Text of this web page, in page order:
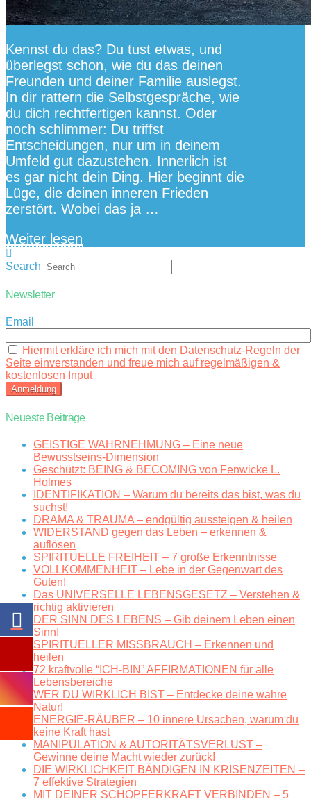
Kennst du das? Du tust etwas, und
überlegst schon, wie du das deinen
Freunden und deiner Familie auslegst.
In dir rattern die Selbstgespräche, wie
du dich rechtfertigen kannst. Oder
noch schlimmer: Du triffst
Entscheidungen, nur um in deinem
Umfeld gut dazustehen. Innerlich ist
es gar nicht dein Ding. Hier beginnt die
Lüge, die deinen inneren Frieden
zerstört. Wobei das ja …
Weiter lesen
Search
Newsletter
Email
Hiermit erkläre ich mich mit den Datenschutz-Regeln der
Seite einverstanden und freue mich auf regelmäßigen &
kostenlosen Input
Neueste Beiträge
GEISTIGE WAHRNEHMUNG – Eine neue
Bewusstseins-Dimension
Geschützt: BEING & BECOMING von Fenwicke L.
Holmes
IDENTIFIKATION – Warum du bereits das bist, was du
suchst!
DRAMA & TRAUMA – endgültig aussteigen & heilen
WIDERSTAND gegen das Leben – erkennen &
auflösen
SPIRITUELLE FREIHEIT – 7 große Erkenntnisse
VOLLKOMMENHEIT – Lebe in der Gegenwart des
Guten!
Das UNIVERSELLE LEBENSGESETZ – Verstehen &
richtig aktivieren
DER SINN DES LEBENS – Gib deinem Leben einen
Sinn!
SPIRITUELLER MISSBRAUCH – Erkennen und
heilen
72 kraftvolle “ICH-BIN” AFFIRMATIONEN für alle
Lebensbereiche
WER DU WIRKLICH BIST – Entdecke deine wahre
Natur!
ENERGIE-RÄUBER – 10 innere Ursachen, warum du
keine Kraft hast
MANIPULATION & AUTORITÄTSVERLUST –
Gewinne deine Macht wieder zurück!
DIE WIRKLICHKEIT BÄNDIGEN IN KRISENZEITEN –
7 effektive Strategien
MIT DEINER SCHÖPFERKRAFT VERBINDEN – 5